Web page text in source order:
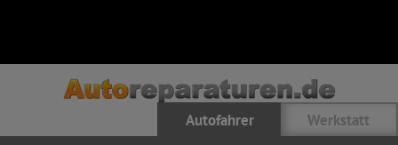
Autofahrer Werkstatt